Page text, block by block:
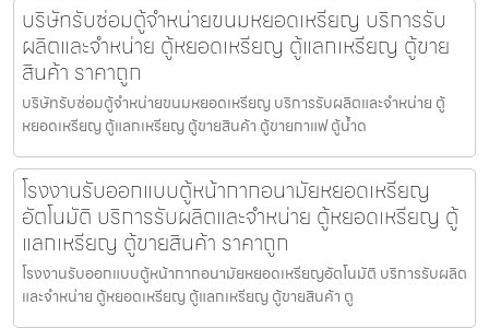
บริษัทรับซ่อมตู้จำหน่ายขนมหยอดเหรียญ​ บริการรับ
ผลิตและจำหน่าย ตู้หยอดเหรียญ ตู้แลกเหรียญ ตู้ขาย
สินค้า ราคาถูก
บริษัทรับซ่อมตู้จำหน่ายขนมหยอดเหรียญ​ บริการรับผลิตและจำหน่าย ตู้
หยอดเหรียญ ตู้แลกเหรียญ ตู้ขายสินค้า ตู้ขายกาแฟ ตู้น้ำด
โรงงานรับออกแบบตู้หน้ากากอนามัยหยอดเหรียญ​​​
อัตโนมัติ บริการรับผลิตและจำหน่าย ตู้หยอดเหรียญ ตู้
แลกเหรียญ ตู้ขายสินค้า ราคาถูก
โรงงานรับออกแบบตู้หน้ากากอนามัยหยอดเหรียญ​​​อัตโนมัติ บริการรับผลิต
และจำหน่าย ตู้หยอดเหรียญ ตู้แลกเหรียญ ตู้ขายสินค้า ตู